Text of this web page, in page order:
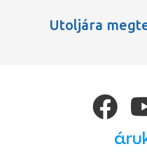
Utoljára